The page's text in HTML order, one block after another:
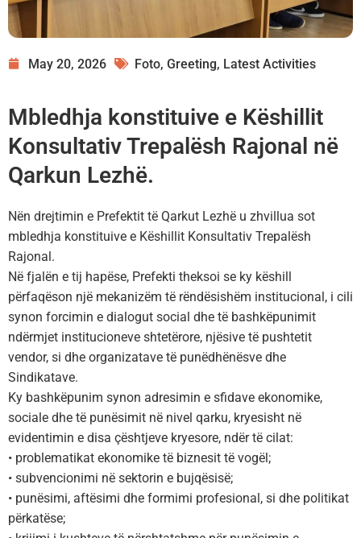
May 20, 2026 Foto, Greeting, Latest Activities
Mbledhja konstituive e Këshillit
Konsultativ Trepalësh Rajonal në
Qarkun Lezhë.
Nën drejtimin e Prefektit të Qarkut Lezhë u zhvillua sot
mbledhja konstituive e Këshillit Konsultativ Trepalësh
Rajonal.
Në fjalën e tij hapëse, Prefekti theksoi se ky këshill
përfaqëson një mekanizëm të rëndësishëm institucional, i cili
synon forcimin e dialogut social dhe të bashkëpunimit
ndërmjet institucioneve shtetërore, njësive të pushtetit
vendor, si dhe organizatave të punëdhënësve dhe
Sindikatave.
Ky bashkëpunim synon adresimin e sfidave ekonomike,
sociale dhe të punësimit në nivel qarku, kryesisht në
evidentimin e disa çështjeve kryesore, ndër të cilat:
• problematikat ekonomike të biznesit të vogël;
• subvencionimi në sektorin e bujqësisë;
• punësimi, aftësimi dhe formimi profesional, si dhe politikat
përkatëse;